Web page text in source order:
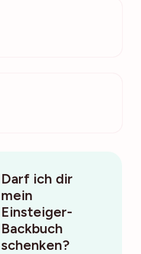
Darf ich dir
mein
Einsteiger-
Backbuch
schenken?